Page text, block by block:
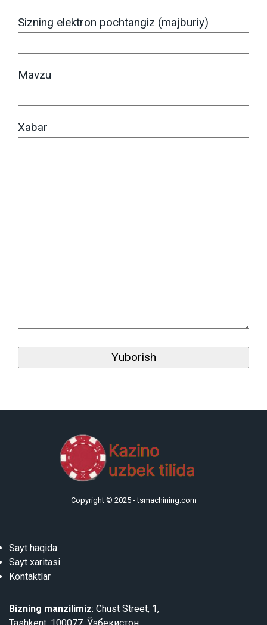
Sizning elektron pochtangiz (majburiy)
Mavzu
Xabar
Copyright © 2025 -tsmachining.com
Sayt haqida
Sayt xaritasi
Kontaktlar
Bizning manzilimiz: Chust Street, 1,
Tashkent, 100077, Ўзбекистон